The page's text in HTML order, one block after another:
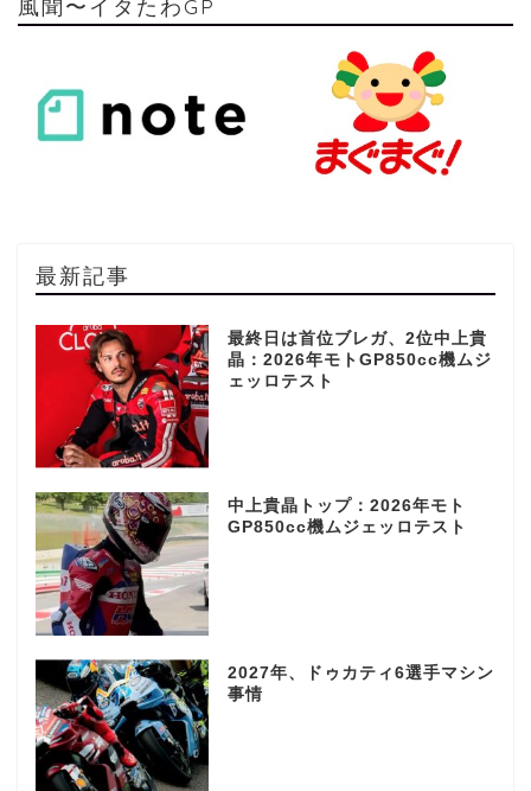
風聞〜イタたわGP
最新記事
最終日は首位ブレガ、2位中上貴
晶：2026年モトGP850cc機ムジ
ェッロテスト
中上貴晶トップ：2026年モト
GP850cc機ムジェッロテスト
2027年、ドゥカティ6選手マシン
事情